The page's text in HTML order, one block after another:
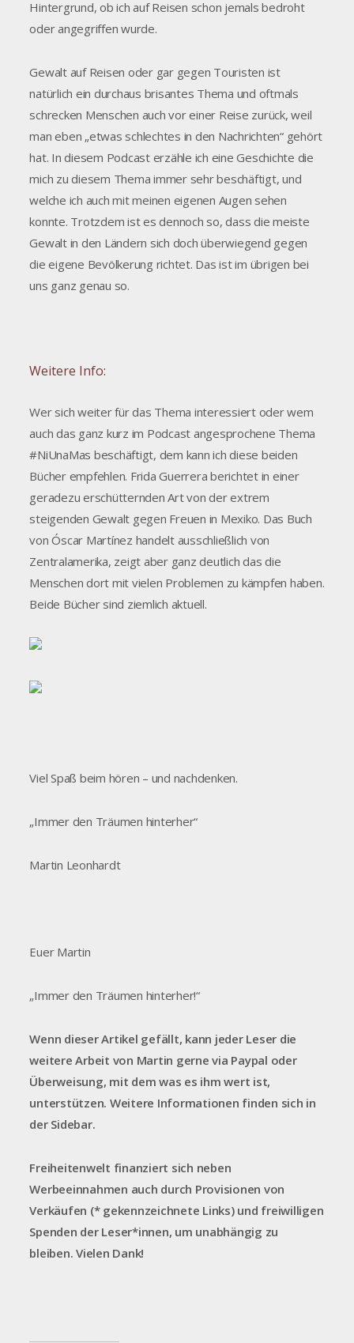
Hintergrund, ob ich auf Reisen schon jemals bedroht
oder angegriffen wurde.
Gewalt auf Reisen oder gar gegen Touristen ist
natürlich ein durchaus brisantes Thema und oftmals
schrecken Menschen auch vor einer Reise zurück, weil
man eben „etwas schlechtes in den Nachrichten“ gehört
hat. In diesem Podcast erzähle ich eine Geschichte die
mich zu diesem Thema immer sehr beschäftigt, und
welche ich auch mit meinen eigenen Augen sehen
konnte. Trotzdem ist es dennoch so, dass die meiste
Gewalt in den Ländern sich doch überwiegend gegen
die eigene Bevölkerung richtet. Das ist im übrigen bei
uns ganz genau so.
Weitere Info:
Wer sich weiter für das Thema interessiert oder wem
auch das ganz kurz im Podcast angesprochene Thema
#NiUnaMas beschäftigt, dem kann ich diese beiden
Bücher empfehlen. Frida Guerrera berichtet in einer
geradezu erschütternden Art von der extrem
steigenden Gewalt gegen Freuen in Mexiko. Das Buch
von Óscar Martínez handelt ausschließlich von
Zentralamerika, zeigt aber ganz deutlich das die
Menschen dort mit vielen Problemen zu kämpfen haben.
Beide Bücher sind ziemlich aktuell.
Viel Spaß beim hören – und nachdenken.
„Immer den Träumen hinterher“
Martin Leonhardt
Euer Martin
„Immer den Träumen hinterher!“
Wenn dieser Artikel gefällt, kann jeder Leser die
weitere Arbeit von Martin gerne via Paypal oder
Überweisung, mit dem was es ihm wert ist,
unterstützen. Weitere Informationen finden sich in
der Sidebar.
Freiheitenwelt finanziert sich neben
Werbeeinnahmen auch durch Provisionen von
Verkäufen (* gekennzeichnete Links) und freiwilligen
Spenden der Leser*innen, um unabhängig zu
bleiben. Vielen Dank!